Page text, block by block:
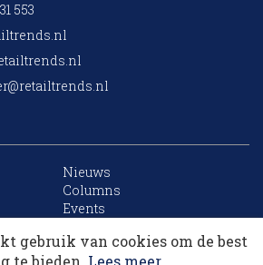
553
Nieuws
Columns
Events
Sitemap
gebruik van cookies om de best
te bieden. Lees meer